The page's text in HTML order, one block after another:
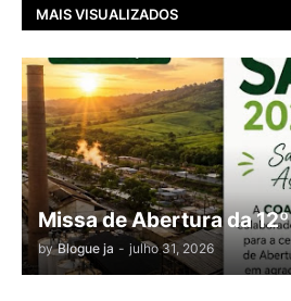
MAIS VISUALIZADOS
Missa de Abertura da
by Blogue ja - julho 31, 2026